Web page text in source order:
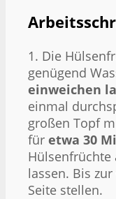
1. Die
genügend
einweichen
einmal
großen Topf
für etwa 30
Hülsenfrüchte
lassen. Bis
Seite stellen.